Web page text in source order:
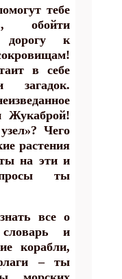
тебе
обойти
к
в себе
Жукаброй!
Чего
растения
на эти и
ты
все о
и
корабли,
– ты